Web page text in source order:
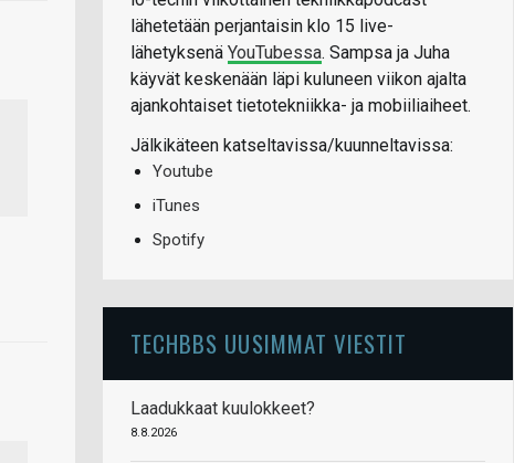
lähetetään perjantaisin klo 15 live-
lähetyksenä YouTubessa. Sampsa ja Juha
käyvät keskenään läpi kuluneen viikon ajalta
ajankohtaiset tietotekniikka- ja mobiiliaiheet.
Jälkikäteen katseltavissa/kuunneltavissa:
Youtube
iTunes
Spotify
TECHBBS UUSIMMAT VIESTIT
Laadukkaat kuulokkeet?
8.8.2026